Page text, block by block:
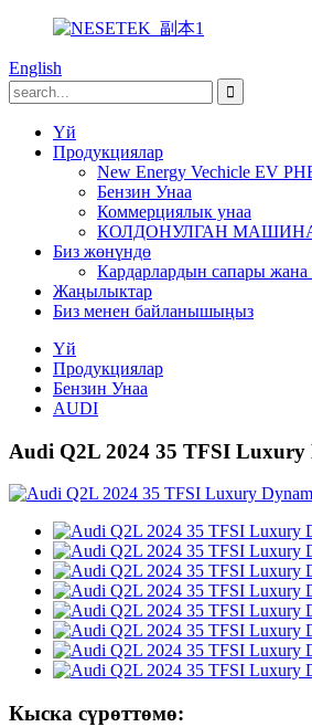
English
Үй
Продукциялар
New Energy Vechicle EV
Бензин Унаа
Коммерциялык унаа
КОЛДОНУЛГАН
Биз жөнүндө
Кардарлардын сапары жана
Жаңылыктар
Биз менен байланышыңыз
Үй
Продукциялар
Бензин Унаа
AUDI
Audi Q2L 2024 35 TFSI Luxury
Кыска сүрөттөмө: